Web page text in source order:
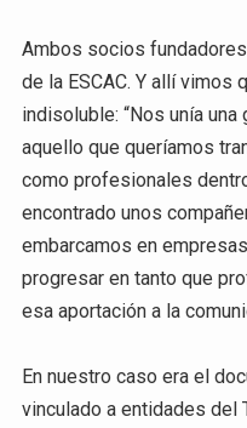
Ambos socios
de la ESCAC. Y allí vimos
indisoluble: “Nos unía
aquello que queríamos
como profesionales
encontrado unos
embarcamos en
progresar en tanto que
esa aportación a la
En nuestro caso era el
vinculado a entidades del